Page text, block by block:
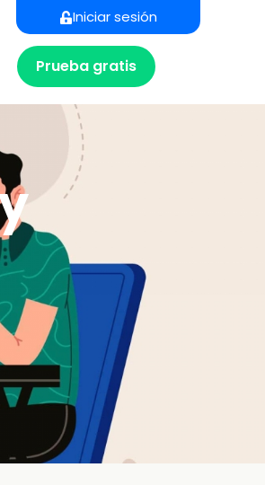
Iniciar sesión
Prueba gratis